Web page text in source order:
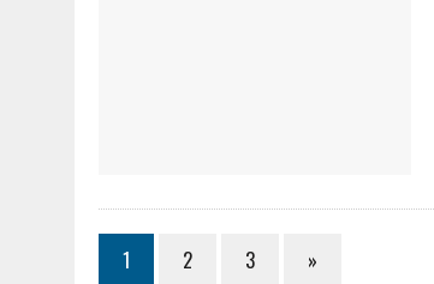
1 2 3 »